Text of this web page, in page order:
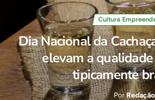
Cultura
Dia Nacional da
elevam a
tipicamente
PorRedação